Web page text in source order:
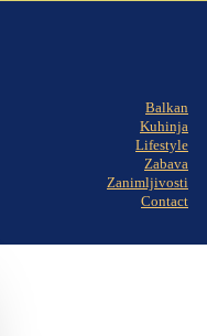
Balkan
Kuhinja
Lifestyle
Zabava
Zanimljivosti
Contact